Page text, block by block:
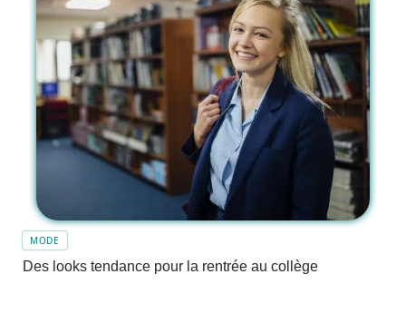
MODE
Des looks tendance pour la rentrée au collège